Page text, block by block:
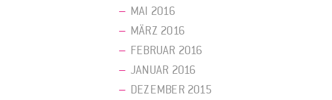
MAI 2016
MÄRZ 2016
FEBRUAR 2016
JANUAR 2016
DEZEMBER 2015